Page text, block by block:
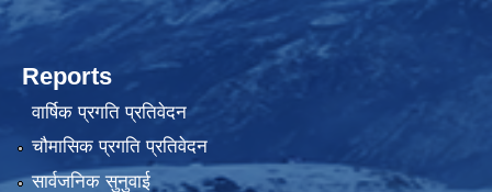
Reports
वार्षिक प्रगति प्रतिवेदन
चौमासिक प्रगति प्रतिवेदन
सार्वजनिक सुनुवाई